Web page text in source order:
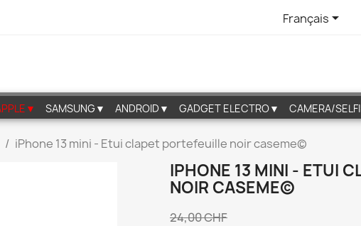
Français
SAMSUNG▼ ANDROID▼ GADGET ELECTRO▼ CAMERA/
iPhone 13 mini - Etui clapet portefeuille noir caseme©
IPHONE 13 MINI - ETUI
NOIR CASEME©
24,00 CHF